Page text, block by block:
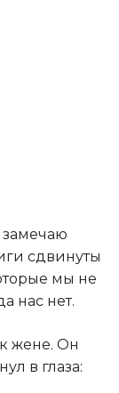
сдвинуты
мы не
нас нет.
жене. Он
в глаза: